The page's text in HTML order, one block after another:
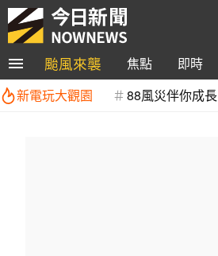
颱風來襲 焦點 即時
新電玩大觀園
88風災伴你成長